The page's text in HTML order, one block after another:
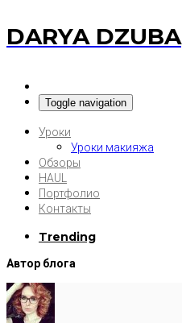
DARYA DZUBA
Toggle navigation
Уроки
Уроки макияжа
Обзоры
HAUL
Портфолио
Контакты
Trending
Автор блога